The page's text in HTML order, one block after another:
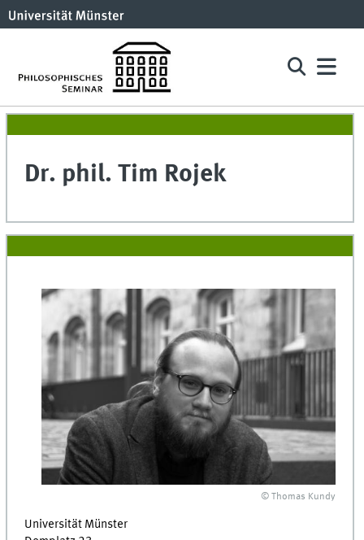
Dr. phil. Tim Rojek
© Thomas Kundy
Universität Münster